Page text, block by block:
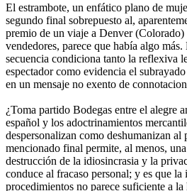
El estrambote, un enfático plano de
segundo final sobrepuesto al,
premio de un viaje a Denver (Colorado)
vendedores, parece que había algo
secuencia condiciona tanto la reflexiva
espectador como evidencia el
en un mensaje no exento de
¿Toma partido Bodegas entre el alegre
español y los adoctrinamientos
despersonalizan como deshumanizan al
mencionado final permite, al menos,
destrucción de la idiosincrasia y la
conduce al fracaso personal; y es que la
procedimientos no parece suficiente a